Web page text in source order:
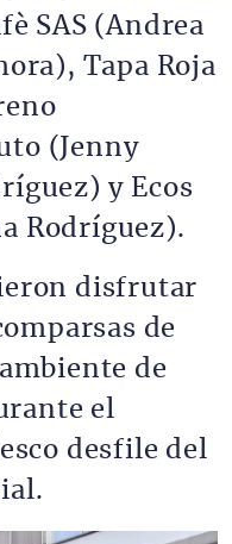
SAS (Andrea
Tapa Roja
(Jenny
y Ecos
Rodríguez).
disfrutar
de
de
el
desfile del